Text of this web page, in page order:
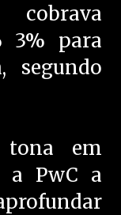
3% para
segundo
tona em
a PwC a